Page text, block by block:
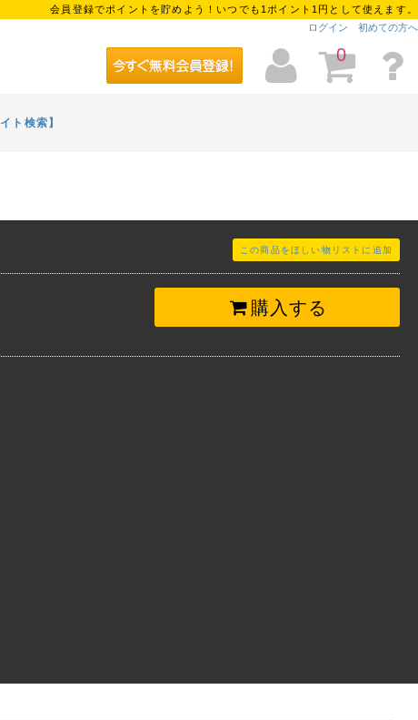
会員登録でポイントを貯めよう！いつでも1ポイント1円として使えます。
ログイン
初めての方へ
0
ト検索】
この商品をほしい物リストに追加
購入する